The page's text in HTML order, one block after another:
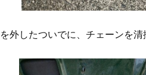
外したついでに、チェーンを清